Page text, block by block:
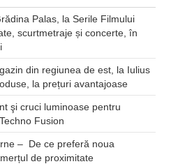
Palas, la Serile Filmului
scurtmetraje și concerte, în
din regiunea de est, la Iulius
la prețuri avantajoase
şi cruci luminoase pentru
Fusion
– De ce preferă noua
de proximitate